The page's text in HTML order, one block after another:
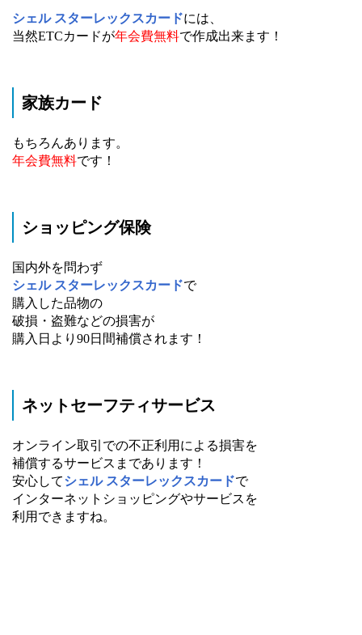
シェル スターレックスカードには、
当然ETCカードが年会費無料で作成出来ます！
家族カード
もちろんあります。
年会費無料です！
ショッピング保険
国内外を問わず
シェル スターレックスカードで
購入した品物の
破損・盗難などの損害が
購入日より90日間補償されます！
ネットセーフティサービス
オンライン取引での不正利用による損害を
補償するサービスまであります！
安心してシェル スターレックスカードで
インターネットショッピングやサービスを
利用できますね。